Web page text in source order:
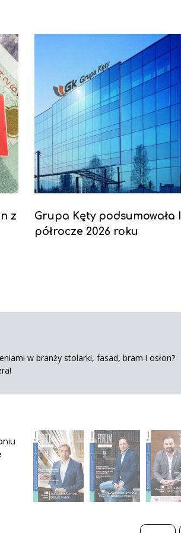
z
Grupa Kęty podsumowała I
półrocze 2026 roku
w branży stolarki, fasad, bram i osłon?